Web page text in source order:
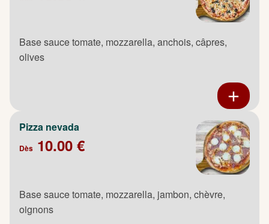
Base sauce tomate, mozzarella, anchois, câpres,
olives
Pizza nevada
Dès 10.00 €
Base sauce tomate, mozzarella, jambon, chèvre,
oignons